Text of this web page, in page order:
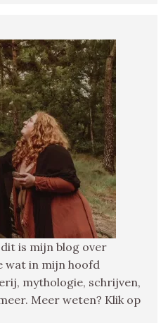
is mijn blog over
wat in mijn hoofd
mythologie, schrijven,
Meer weten? Klik op